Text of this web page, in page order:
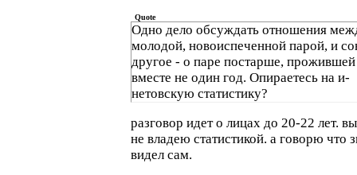
Quote
Одно дело обсуждать отношения
молодой, новоиспеченной парой, и
другое - о паре постарше, прожившей
вместе не один год. Опираетесь на и-
нетовскую статистику?
разговор идет о лицах до 20-22 лет.
не владею статистикой. а говорю что
видел сам.